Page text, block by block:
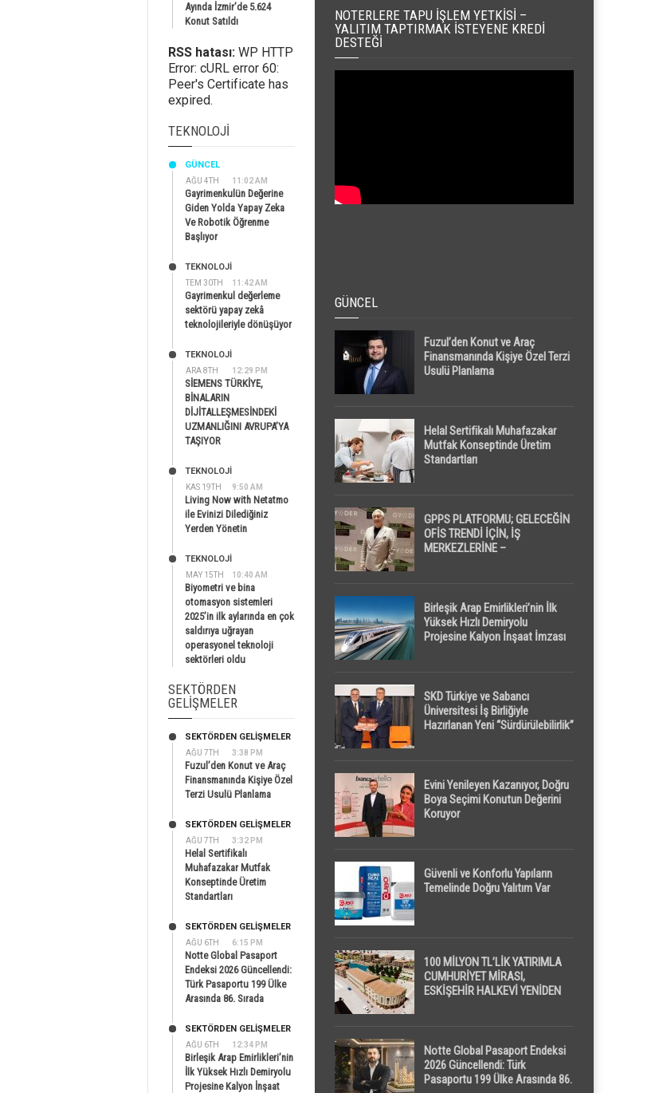
Ayında İzmir’de 5.624
Konut Satıldı
RSS hatası: WP HTTP
Error: cURL error 60:
Peer's Certificate has
expired.
TEKNOLOJI
AĞU 4TH 11:02 AM
GÜNCEL
Gayrimenkulün Değerine
Giden Yolda Yapay Zeka
Ve Robotik Öğrenme
Başlıyor
TEM 30TH 11:42 AM
TEKNOLOJİ
Gayrimenkul değerleme
sektörü yapay zekâ
teknolojileriyle dönüşüyor
ARA 8TH 12:29 PM
TEKNOLOJİ
SİEMENS TÜRKİYE,
BİNALARIN
DİJİTALLEŞMESİNDEKİ
UZMANLIĞINI AVRUPA’YA
TAŞIYOR
KAS 19TH 9:50 AM
TEKNOLOJİ
Living Now with Netatmo
ile Evinizi Dilediğiniz
Yerden Yönetin
MAY 15TH 10:40 AM
TEKNOLOJİ
Biyometri ve bina
otomasyon sistemleri
2025’in ilk aylarında en çok
saldırıya uğrayan
operasyonel teknoloji
sektörleri oldu
SEKTÖRDEN
GELIŞMELER
AĞU 7TH 3:38 PM
SEKTÖRDEN GELIŞMELER
Fuzul’den Konut ve Araç
Finansmanında Kişiye Özel
Terzi Usulü Planlama
AĞU 7TH 3:32 PM
SEKTÖRDEN GELIŞMELER
Helal Sertifikalı
Muhafazakar Mutfak
Konseptinde Üretim
Standartları
AĞU 6TH 6:15 PM
SEKTÖRDEN GELIŞMELER
Notte Global Pasaport
Endeksi 2026 Güncellendi:
Türk Pasaportu 199 Ülke
Arasında 86. Sırada
AĞU 6TH 12:34 PM
SEKTÖRDEN GELIŞMELER
Birleşik Arap Emirlikleri’nin
İlk Yüksek Hızlı Demiryolu
Projesine Kalyon İnşaat
NOTERLERE TAPU İŞLEM YETKISI –
YALITIM TAPTIRMAK İSTEYENE KREDI
DESTEĞI
GÜNCEL
Fuzul’den Konut ve Araç
Finansmanında Kişiye Özel Terzi
Usulü Planlama
Helal Sertifikalı Muhafazakar
Mutfak Konseptinde Üretim
Standartları
GPPS PLATFORMU; GELECEĞİN
OFİS TRENDİ İÇİN, İŞ
MERKEZLERİNE –
Birleşik Arap Emirlikleri’nin İlk
Yüksek Hızlı Demiryolu
Projesine Kalyon İnşaat İmzası
SKD Türkiye ve Sabancı
Üniversitesi İş Birliğiyle
Hazırlanan Yeni “Sürdürülebilirlik”
Evini Yenileyen Kazanıyor, Doğru
Boya Seçimi Konutun Değerini
Koruyor
Güvenli ve Konforlu Yapıların
Temelinde Doğru Yalıtım Var
100 MİLYON TL’LİK YATIRIMLA
CUMHURİYET MİRASI,
ESKİŞEHİR HALKEVİ YENİDEN
Notte Global Pasaport Endeksi
2026 Güncellendi: Türk
Pasaportu 199 Ülke Arasında 86.